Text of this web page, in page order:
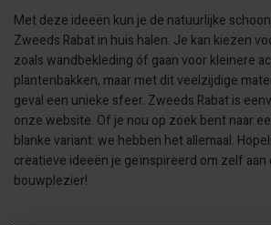
Met deze ideeën kun je de natuurlijke
Zweeds Rabat in huis halen. Je kan kiezen
zoals wandbekleding óf gaan voor kleinere
plantenbakken, maar met dit veelzijdige
geval een unieke sfeer. Zweeds Rabat is
onze website. Of je nou op zoek bent naar
blanke variant: we hebben het allemaal.
creatieve ideeën je geïnspireerd om zelf aan
bouwplezier!